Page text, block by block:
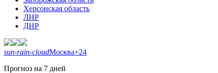
Херсонская область
ЛНР
ДНР
sun-rain-cloudМосква+24
Прогноз на 7 дней